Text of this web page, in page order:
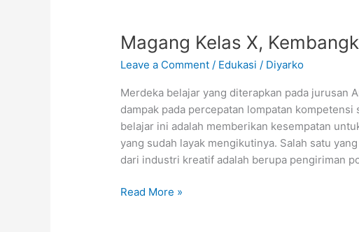
Magang Kelas X,
Leave a Comment / Edukasi / Diyarko
Merdeka belajar yang diterapkan pada jurusan
dampak pada percepatan lompatan
belajar ini adalah memberikan kesempatan
yang sudah layak mengikutinya. Salah satu
dari industri kreatif adalah berupa pengiriman
Magang
Read More »